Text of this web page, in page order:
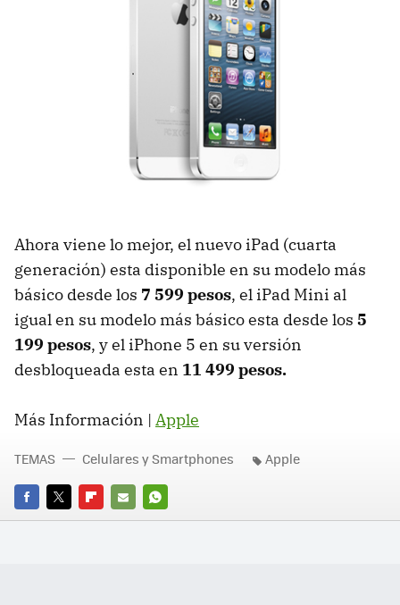
Ahora viene lo mejor, el nuevo iPad (cuarta
generación) esta disponible en su modelo más
básico desde los 7 599 pesos, el iPad Mini al
igual en su modelo más básico esta desde los 5
199 pesos, y el iPhone 5 en su versión
desbloqueada esta en 11 499 pesos.
Más Información | Apple
FACEBOOK
TWITTERFLIPBOARD
E-
WHATSAPP
TEMAS Celulares y Smartphones Apple